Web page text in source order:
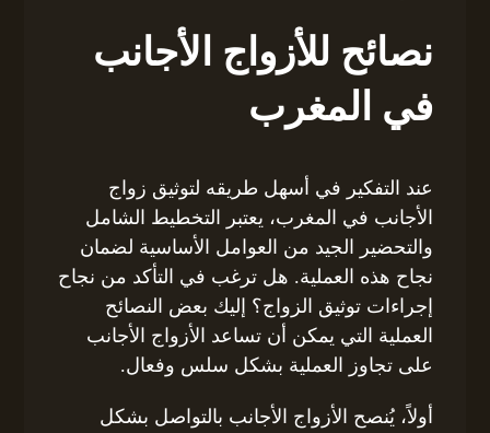
نصائح للأزواج الأجانب
في المغرب
عند التفكير في أسهل طريقه لتوثيق زواج
الأجانب في المغرب، يعتبر التخطيط الشامل
والتحضير الجيد من العوامل الأساسية لضمان
نجاح هذه العملية. هل ترغب في التأكد من نجاح
إجراءات توثيق الزواج؟ إليك بعض النصائح
العملية التي يمكن أن تساعد الأزواج الأجانب
على تجاوز العملية بشكل سلس وفعال.
أولاً، يُنصح الأزواج الأجانب بالتواصل بشكل